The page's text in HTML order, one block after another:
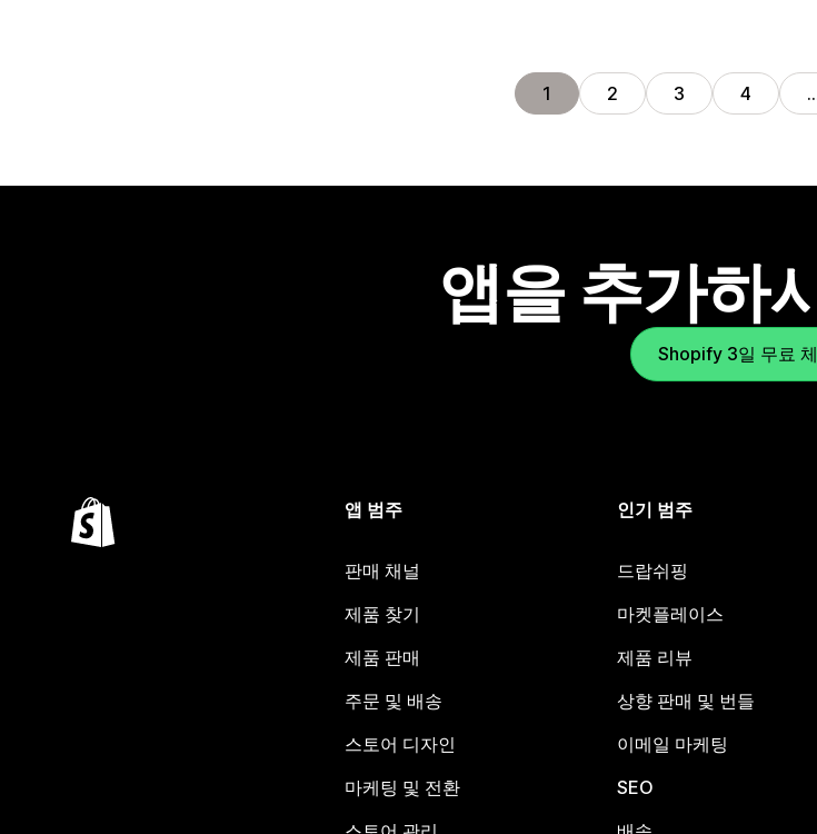
1 2 3 4
앱을 추가하
Shopify 3일 무료
앱 범주
판매 채널
제품 찾기
제품 판매
주문 및 배송
스토어 디자인
마케팅 및 전환
인기 범주
드랍쉬핑
마켓플레이스
제품 리뷰
상향 판매 및 번들
이메일 마케팅
SEO